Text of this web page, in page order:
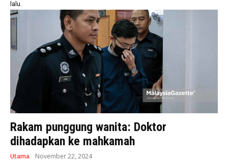
lalu.
Rakam punggung wanita: Doktor
dihadapkan ke mahkamah
Utama November 22, 2024